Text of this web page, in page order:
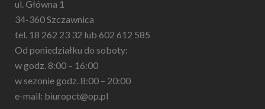
ul. Główna 1
34-360 Szczawnica
tel. 18 262 23 32 lub 602 612 585
Od poniedziałku do soboty:
w godz. 8:00 – 16:00
w sezonie godz. 8:00 – 20:00
e-mail: biuropct@op.pl